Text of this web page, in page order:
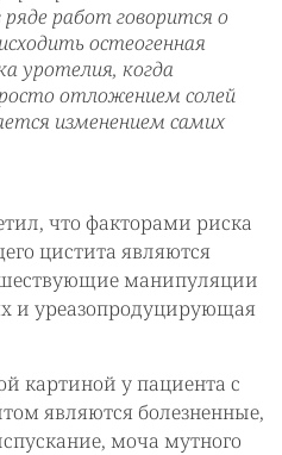
работ говорится о
остеогенная
уротелия, когда
отложением солей
изменением самих
что факторами риска
цистита являются
манипуляции
и уреазопродуцирующая
картиной у пациента с
являются болезненные,
моча мутного